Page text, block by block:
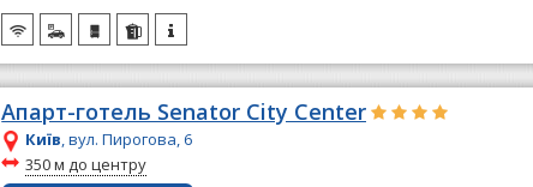
Апарт-готель Senator City Center
Київ, вул. Пирогова, 6
~
350 м до центру